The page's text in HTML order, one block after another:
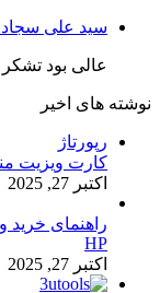
سید علی
عالی بود
نوشته های اخیر
رپورتاژ
کارت ویزیت
اکتبر 27, 2025
راهنمای
HP
اکتبر 27, 2025